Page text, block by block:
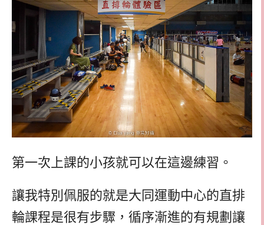
第一次上課的小孩就可以在這邊練習。
讓我特別佩服的就是大同運動中心的直排
輪課程是很有步驟，循序漸進的有規劃讓